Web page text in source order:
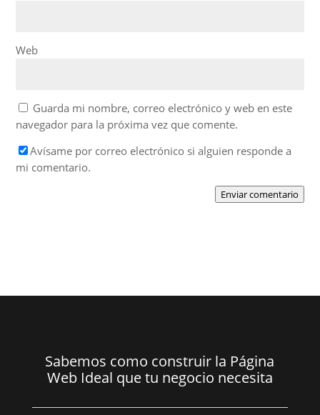
Web
Guarda mi nombre, correo electrónico y web en este
navegador para la próxima vez que comente.
Avísame por correo electrónico si alguien responde a
mi comentario.
Enviar comentario
Sabemos como construir la Página
Web Ideal que tu negocio necesita